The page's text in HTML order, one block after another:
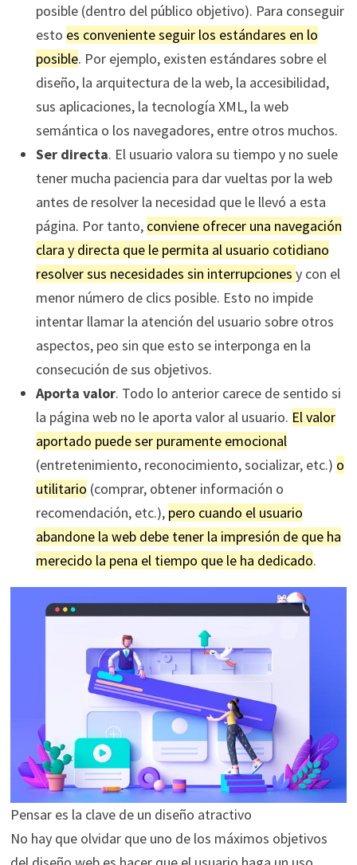
posible (dentro del público objetivo). Para conseguir
esto es conveniente seguir los estándares en lo
posible. Por ejemplo, existen estándares sobre el
diseño, la arquitectura de la web, la accesibilidad,
sus aplicaciones, la tecnología XML, la web
semántica o los navegadores, entre otros muchos.
Ser directa. El usuario valora su tiempo y no suele
tener mucha paciencia para dar vueltas por la web
antes de resolver la necesidad que le llevó a esta
página. Por tanto, conviene ofrecer una navegación
clara y directa que le permita al usuario cotidiano
resolver sus necesidades sin interrupciones y con el
menor número de clics posible. Esto no impide
intentar llamar la atención del usuario sobre otros
aspectos, peo sin que esto se interponga en la
consecución de sus objetivos.
Aporta valor. Todo lo anterior carece de sentido si
la página web no le aporta valor al usuario. El valor
aportado puede ser puramente emocional
(entretenimiento, reconocimiento, socializar, etc.) o
utilitario (comprar, obtener información o
recomendación, etc.), pero cuando el usuario
abandone la web debe tener la impresión de que ha
merecido la pena el tiempo que le ha dedicado.
Pensar es la clave de un diseño atractivo
No hay que olvidar que uno de los máximos objetivos